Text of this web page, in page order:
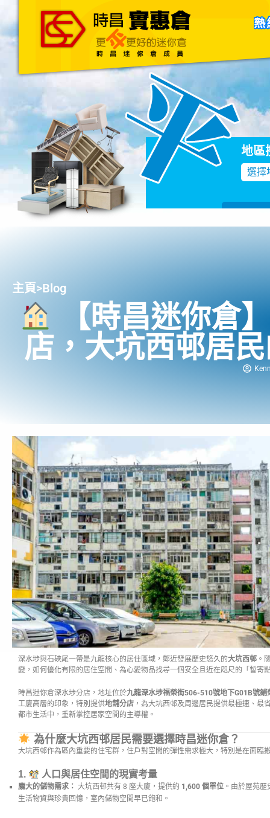
主頁 關於我們 聯絡我們
地區
選擇
主頁>Blog
【時昌迷你倉
店，大坑西邨居
深水埗與石硤尾一帶是九龍核心的居住區域，鄰近發展歷史悠久的大坑西邨 。
變，如何優化有限的居住空間、為心愛物品找尋一個安全且近在咫尺的「暫寄
時昌迷你倉深水埗分店，地址位於九龍深水埗福榮街506-510號地下G01B號鋪
工廈高層的印象，特別提供地舖分店 ，為大坑西邨及周邊居民提供最極速、最
都市生活中，重新掌控居家空間的主導權。
為什麼大坑西邨居民需要選擇時昌迷你倉？
大坑西邨作為區內重要的住宅群，住戶對空間的彈性需求極大，特別是在面臨
1. 人口與居住空間的現實考量
龐大的儲物需求： 大坑西邨共有 8 座大廈，提供約 1,600 個單位 。由於屋苑
生活物資與珍貴回憶，室內儲物空間早已飽和。